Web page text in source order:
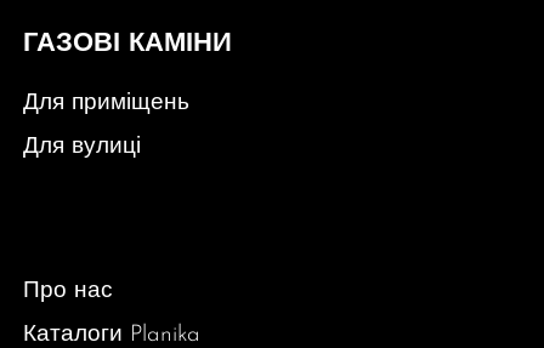
ГАЗОВІ КАМІНИ
Для приміщень
Для вулиці
Про нас
Каталоги Planika